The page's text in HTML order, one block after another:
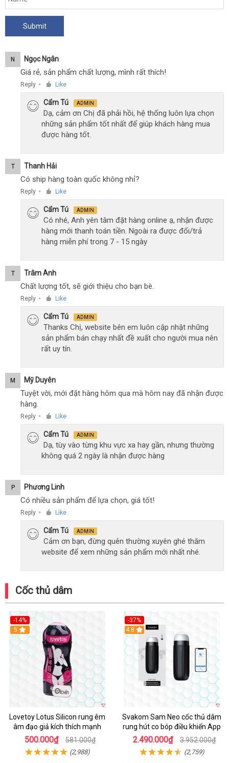
N Ngọc Ngân
Giá rẻ, sản phẩm chất lượng, mình rất thích!
Reply ● Like
Cẩm Tú ADMIN
Dạ, cảm ơn Chị đã phải hồi, hệ thống luôn lựa chọn
những sản phẩm tốt nhất để giúp khách hàng mua
được hàng tốt.
T Thanh Hải
Có ship hàng toàn quốc không nhỉ?
Reply ● Like
Cẩm Tú ADMIN
Có nhé, Anh yên tâm đặt hàng online ạ, nhận được
hàng mới thanh toán tiền. Ngoài ra được đổi/trả
hàng miễn phí trong 7 - 15 ngày
T Trâm Anh
Chất lượng tốt, sẽ giới thiệu cho bạn bè.
Reply ● Like
Cẩm Tú ADMIN
Thanks Chị, website bên em luôn cập nhật những
sản phẩm bán chạy nhất đề xuất cho người mua nên
rất uy tín.
M Mỹ Duyên
Tuyệt vời, mới đặt hàng hôm qua mà hôm nay đã nhận được
hàng.
Reply ● Like
Cẩm Tú ADMIN
Dạ, tùy vào từng khu vực xa hay gần, nhưng thường
không quá 2 ngày là nhận được hàng
P Phương Linh
Có nhiều sản phẩm để lựa chọn, giá tốt!
Reply ● Like
Cẩm Tú ADMIN
Cảm ơn bạn, đừng quên thường xuyên ghé thăm
website để xem những sản phẩm mới nhất nhé.
Cốc thủ dâm
-14%
Hot
5
Lovetoy Lotus Silicon rung êm
âm đạo giả kích thích mạnh
500.000₫ 581.000₫
(2,988)
-37%
4.8
Svakom Sam Neo cốc thủ dâm
rung hút co bóp điều khiển App
2.490.000₫ 3.952.000₫
(2,759)